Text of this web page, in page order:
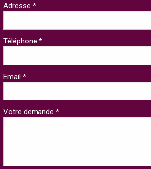
Adresse *
Téléphone *
Email *
Votre demande *